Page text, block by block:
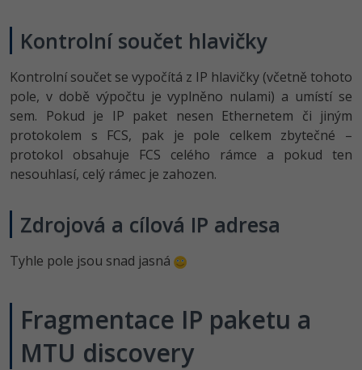
Kontrolní součet hlavičky
Kontrolní součet se vypočítá z IP hlavičky (včetně tohoto
pole, v době výpočtu je vyplněno nulami) a umístí se
sem. Pokud je IP paket nesen Ethernetem či jiným
protokolem s FCS, pak je pole celkem zbytečné –
protokol obsahuje FCS celého rámce a pokud ten
nesouhlasí, celý rámec je zahozen.
Zdrojová a cílová IP adresa
Tyhle pole jsou snad jasná
Fragmentace IP paketu a
MTU discovery